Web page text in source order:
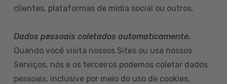
clientes, plataformas de mídia social ou outros.
Dados pessoais coletados automaticamente.
Quando você visita nossos Sites ou usa nossos
Serviços, nós e os terceiros podemos coletar dados
pessoais, inclusive por meio do uso de cookies,